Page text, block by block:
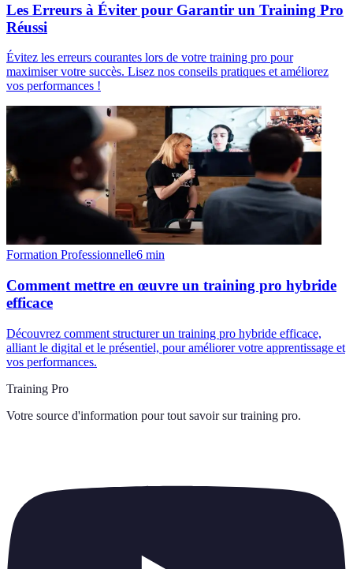
Les Erreurs à Éviter pour Garantir un Training Pro
Réussi
Évitez les erreurs courantes lors de votre training pro pour
maximiser votre succès. Lisez nos conseils pratiques et améliorez
vos performances !
Formation Professionnelle6 min
Comment mettre en œuvre un training pro hybride
efficace
Découvrez comment structurer un training pro hybride efficace,
alliant le digital et le présentiel, pour améliorer votre apprentissage et
vos performances.
Training Pro
Votre source d'information pour tout savoir sur training pro.